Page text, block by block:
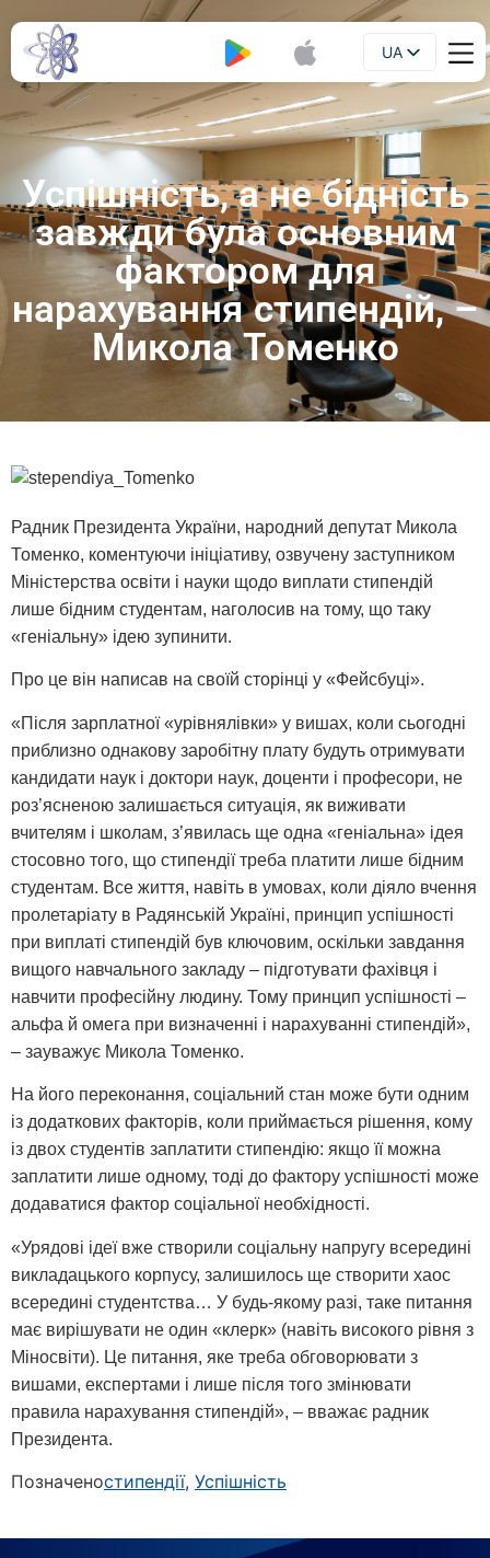
UA
EN
Успішність, а не бідність
завжди була основним
фактором для
нарахування стипендій, –
Микола Томенко
Радник Президента України, народний депутат Микола
Томенко, коментуючи ініціативу, озвучену заступником
Міністерства освіти і науки щодо виплати стипендій
лише бідним студентам, наголосив на тому, що таку
«геніальну» ідею зупинити.
Про це він написав на своїй сторінці у «Фейсбуці».
«Після зарплатної «урівнялівки» у вишах, коли сьогодні
приблизно однакову заробітну плату будуть отримувати
кандидати наук і доктори наук, доценти і професори, не
роз’ясненою залишається ситуація, як виживати
вчителям і школам, з’явилась ще одна «геніальна» ідея
стосовно того, що стипендії треба платити лише бідним
студентам. Все життя, навіть в умовах, коли діяло вчення
пролетаріату в Радянській Україні, принцип успішності
при виплаті стипендій був ключовим, оскільки завдання
вищого навчального закладу – підготувати фахівця і
навчити професійну людину. Тому принцип успішності –
альфа й омега при визначенні і нарахуванні стипендій»,
– зауважує Микола Томенко.
На його переконання, соціальний стан може бути одним
із додаткових факторів, коли приймається рішення, кому
із двох студентів заплатити стипендію: якщо її можна
заплатити лише одному, тоді до фактору успішності може
додаватися фактор соціальної необхідності.
«Урядові ідеї вже створили соціальну напругу всередині
викладацького корпусу, залишилось ще створити хаос
всередині студентства… У будь-якому разі, таке питання
має вирішувати не один «клерк» (навіть високого рівня з
Міносвіти). Це питання, яке треба обговорювати з
вишами, експертами і лише після того змінювати
правила нарахування стипендій», – вважає радник
Президента.
Позначеностипендії, Успішність